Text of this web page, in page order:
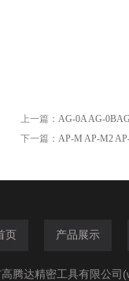
上一篇： AG-0A AG-
下一篇： AP-M AP-M2
页 产品展示
腾达精密工具有限公司